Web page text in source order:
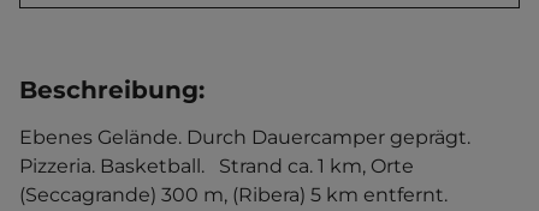
Beschreibung:
Ebenes Gelände. Durch Dauercamper geprägt.
Pizzeria. Basketball.   Strand ca. 1 km, Orte
(Seccagrande) 300 m, (Ribera) 5 km entfernt.